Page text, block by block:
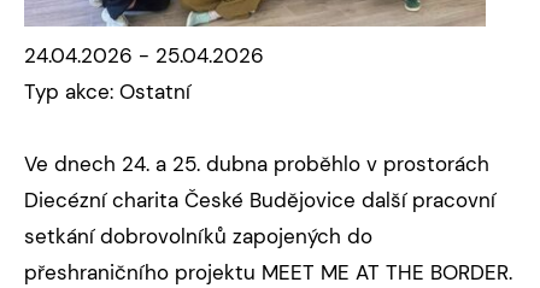
24.04.2026 - 25.04.2026
Typ akce: Ostatní
Ve dnech 24. a 25. dubna proběhlo v prostorách
Diecézní charita České Budějovice další pracovní
setkání dobrovolníků zapojených do
přeshraničního projektu MEET ME AT THE BORDER.